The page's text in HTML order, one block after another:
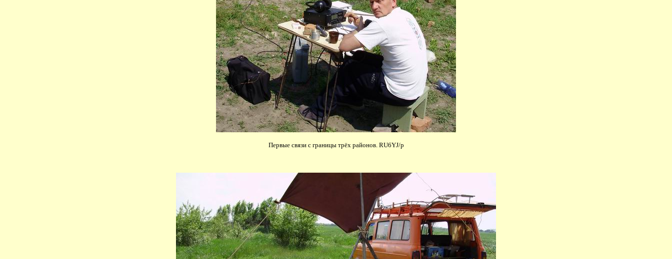
Первые связи с границы трёх районов. RU6YJ/p